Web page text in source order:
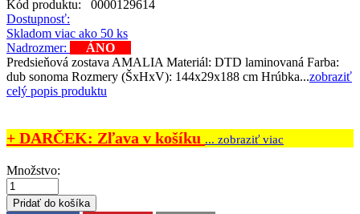
Kód produktu: 0000129614
Dostupnosť:
Skladom viac ako 50 ks
Nadrozmer:
ÁNO
Predsieňová zostava AMALIA Materiál: DTD laminovaná Farba:
dub sonoma Rozmery (ŠxHxV): 144x29x188 cm Hrúbka...zobraziť
celý popis produktu
+ DARČEK: Zľava v košíku ... zobraziť viac
Množstvo: